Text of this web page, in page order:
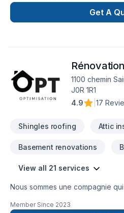
Get A
1100 chemin
J0R 1R1
4.9
17
Shingles roofing Attic
Basement renovations
View all 21 services
Nous sommes une compagnie
comfort pour votre maison.
Member Since 2023